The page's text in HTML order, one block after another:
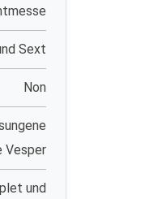
Sext
Non
Vesper
und